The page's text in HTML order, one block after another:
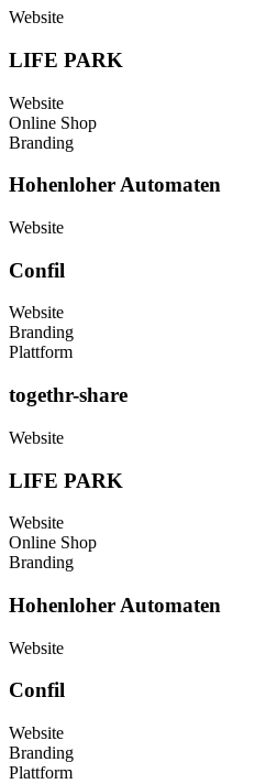
Website
LIFE PARK
Website
Online Shop
Branding
Hohenloher Automaten
Website
Confil
Website
Branding
Plattform
togethr-share
Website
LIFE PARK
Website
Online Shop
Branding
Hohenloher Automaten
Website
Confil
Website
Branding
Plattform